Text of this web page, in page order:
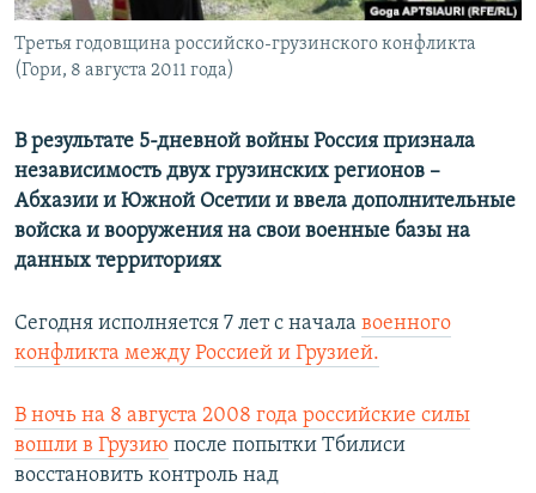
Все сайты РСЕ/РС
Третья годовщина российско-грузинского конфликта
(Гори, 8 августа 2011 года)
В результате 5-дневной войны Россия признала
независимость двух грузинских регионов –
Абхазии и Южной Осетии и ввела дополнительные
войска и вооружения на свои военные базы на
данных территориях
Сегодня исполняется 7 лет с начала военного
конфликта между Россией и Грузией.
В ночь на 8 августа 2008 года российские силы
вошли в Грузию после попытки Тбилиси
восстановить контроль над